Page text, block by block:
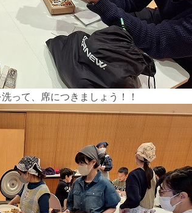
って、席につきましょう！！